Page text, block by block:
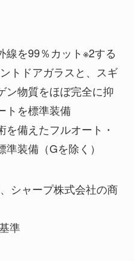
線を99％カット※2する
トドアガラスと、スギ
ン物質をほぼ完全に抑
トを標準装備
を備えたフルオート・
装備（Gを除く）
シャープ株式会社の商
準